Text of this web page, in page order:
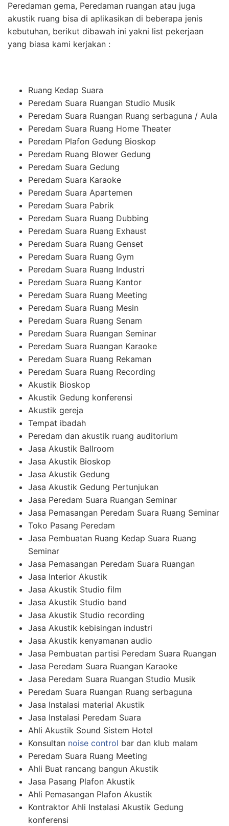
Peredaman gema, Peredaman ruangan atau juga
akustik ruang bisa di aplikasikan di beberapa jenis
kebutuhan, berikut dibawah ini yakni list pekerjaan
yang biasa kami kerjakan :
Ruang Kedap Suara
Peredam Suara Ruangan Studio Musik
Peredam Suara Ruangan Ruang serbaguna / Aula
Peredam Suara Ruang Home Theater
Peredam Plafon Gedung Bioskop
Peredam Ruang Blower Gedung
Peredam Suara Gedung
Peredam Suara Karaoke
Peredam Suara Apartemen
Peredam Suara Pabrik
Peredam Suara Ruang Dubbing
Peredam Suara Ruang Exhaust
Peredam Suara Ruang Genset
Peredam Suara Ruang Gym
Peredam Suara Ruang Industri
Peredam Suara Ruang Kantor
Peredam Suara Ruang Meeting
Peredam Suara Ruang Mesin
Peredam Suara Ruang Senam
Peredam Suara Ruangan Seminar
Peredam Suara Ruangan Karaoke
Peredam Suara Ruang Rekaman
Peredam Suara Ruang Recording
Akustik Bioskop
Akustik Gedung konferensi
Akustik gereja
Tempat ibadah
Peredam dan akustik ruang auditorium
Jasa Akustik Ballroom
Jasa Akustik Bioskop
Jasa Akustik Gedung
Jasa Akustik Gedung Pertunjukan
Jasa Peredam Suara Ruangan Seminar
Jasa Pemasangan Peredam Suara Ruang Seminar
Toko Pasang Peredam
Jasa Pembuatan Ruang Kedap Suara Ruang
Seminar
Jasa Pemasangan Peredam Suara Ruangan
Jasa Interior Akustik
Jasa Akustik Studio film
Jasa Akustik Studio band
Jasa Akustik Studio recording
Jasa Akustik kebisingan industri
Jasa Akustik kenyamanan audio
Jasa Pembuatan partisi Peredam Suara Ruangan
Jasa Peredam Suara Ruangan Karaoke
Jasa Peredam Suara Ruangan Studio Musik
Peredam Suara Ruangan Ruang serbaguna
Jasa Instalasi material Akustik
Jasa Instalasi Peredam Suara
Ahli Akustik Sound Sistem Hotel
Konsultan noise control bar dan klub malam
Peredam Suara Ruang Meeting
Ahli Buat rancang bangun Akustik
Jasa Pasang Plafon Akustik
Ahli Pemasangan Plafon Akustik
Kontraktor Ahli Instalasi Akustik Gedung
konferensi